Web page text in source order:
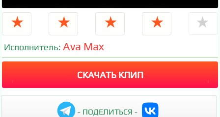
★ ★ ★ ★ ★
Исполнитель:Ava Max
СКАЧАТЬ КЛИП
- ПОДЕЛИТЬСЯ -